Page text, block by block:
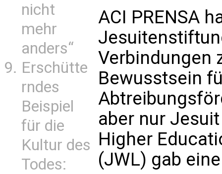
nicht
mehr
anders“
Erschütte
rndes
Beispiel
für die
Kultur des
Todes:
ACI PRENSA
Verbindungen
Bewusstsein
aber nur
Higher
(JWL) gab